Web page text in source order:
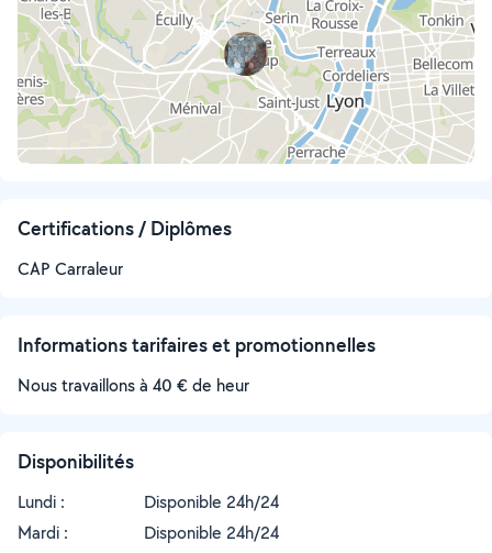
Certifications / Diplômes
CAP Carraleur
Informations tarifaires et promotionnelles
Nous travaillons à 40 € de heur
Disponibilités
Lundi :
Disponible 24h/24
Mardi :
Disponible 24h/24